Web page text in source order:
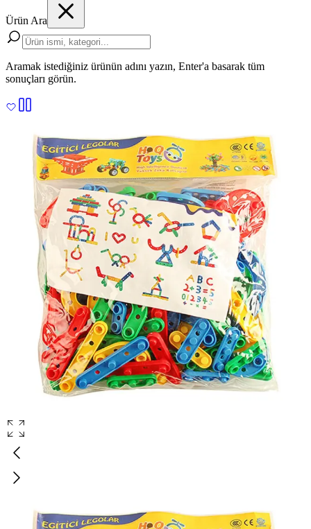
Ürün Ara
Aramak istediğiniz ürünün adını yazın, Enter'a basarak tüm
sonuçları görün.